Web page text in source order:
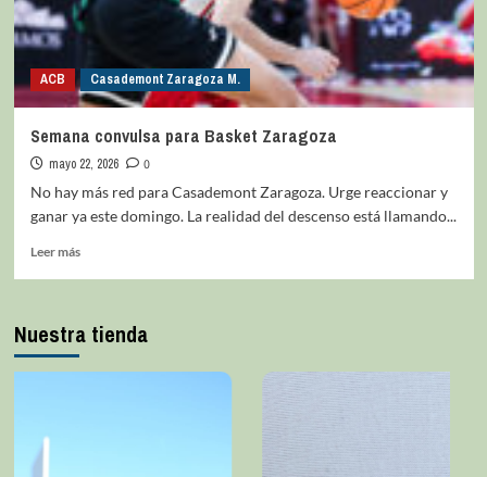
ACB Casademont Zaragoza M.
Semana convulsa para Basket Zaragoza
mayo 22, 2026
0
No hay más red para Casademont Zaragoza. Urge reaccionar y
ganar ya este domingo. La realidad del descenso está llamando...
Leer más
Nuestra tienda